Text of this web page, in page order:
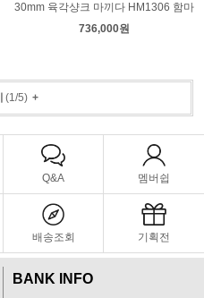
30mm 육각샹크 마끼다 HM1306 함마
736,000원
(1/5)+
Q&A 멤버쉽
배송조회 기획전
BANK INFO